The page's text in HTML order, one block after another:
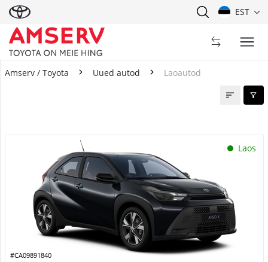
EST
Amserv / Toyota Uued autod Laoautod
Laos
#CA09891840